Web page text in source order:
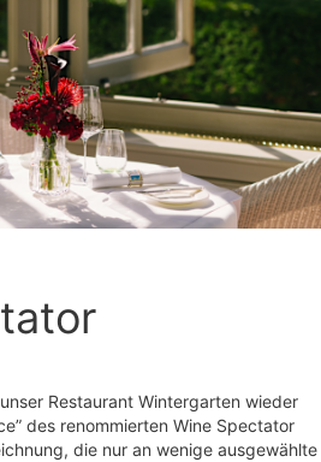
Restaurant Wintergarten wieder
des renommierten Wine Spectator
die nur an wenige ausgewählte